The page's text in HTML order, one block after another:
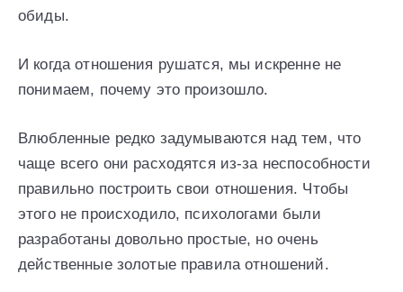
обиды.
И когда отношения рушатся, мы искренне не
понимаем, почему это произошло.
Влюбленные редко задумываются над тем, что
чаще всего они расходятся из-за неспособности
правильно построить свои отношения. Чтобы
этого не происходило, психологами были
разработаны довольно простые, но очень
действенные золотые правила отношений.